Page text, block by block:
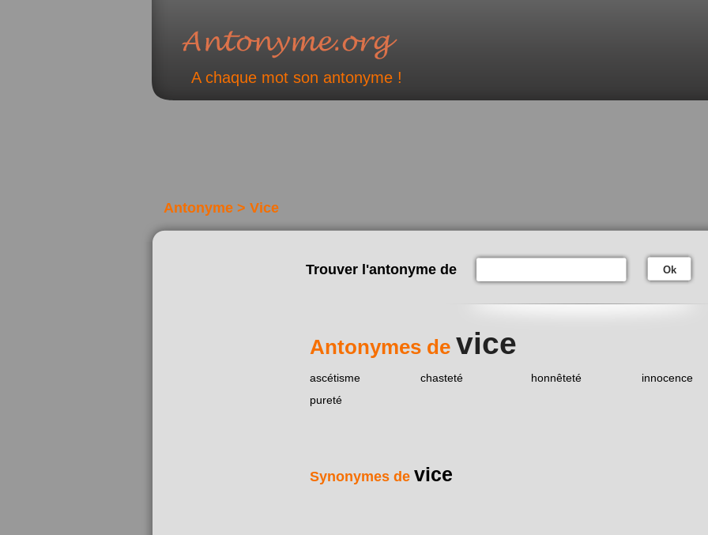
A chaque mot son antonyme !
Antonyme > Vice
Trouver l'antonyme de Ok
Antonymes de vice
ascétisme chasteté honnêteté innocence
pureté
Synonymes de vice